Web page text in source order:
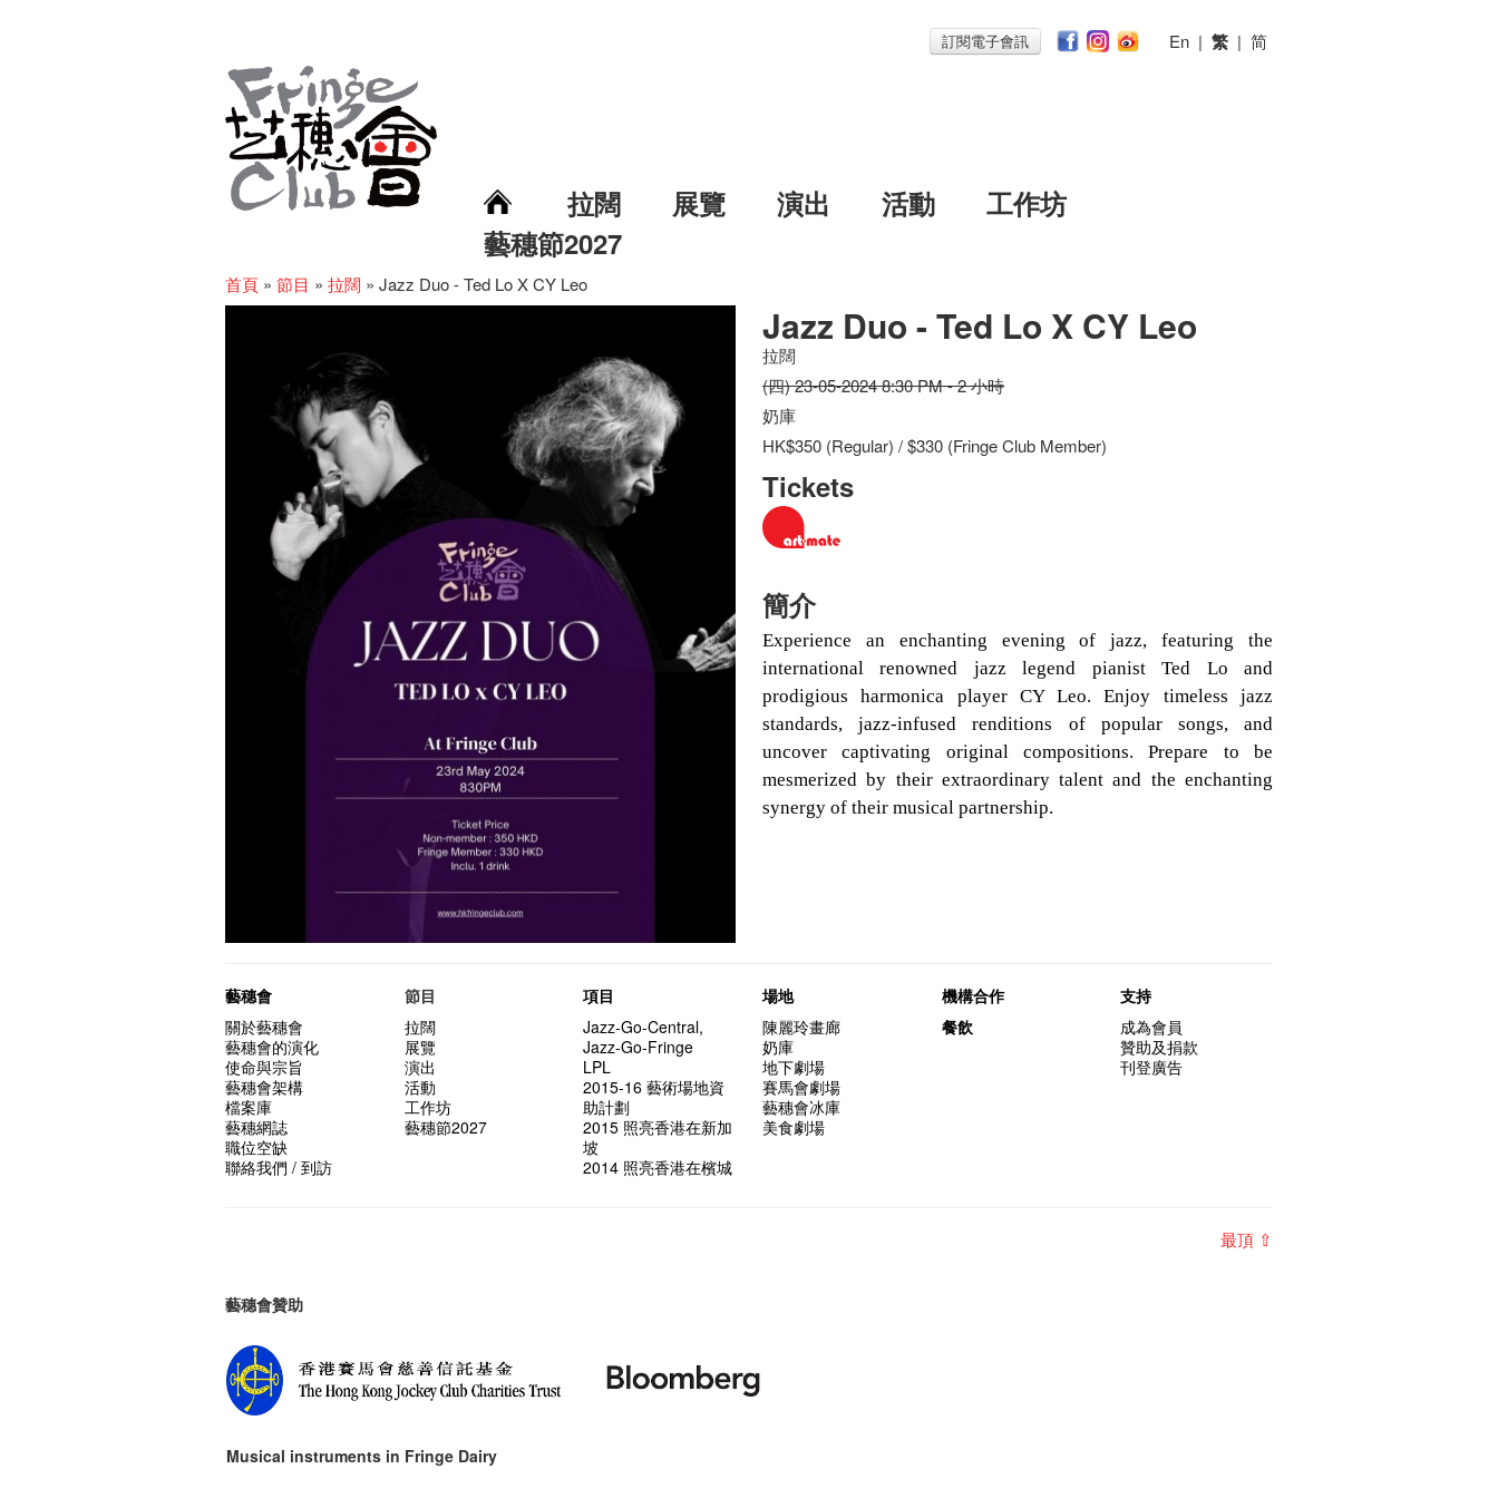
訂閱電子會訊 En | 繁 | 简
拉闊 展覽 演出 活動
工作坊
藝穗節2027
首頁 » 節目 » 拉闊 » Jazz Duo - Ted Lo X CY Leo
Jazz Duo - Ted Lo X CY Leo
拉闊
(四) 23-05-2024 8:30 PM - 2 小時
奶庫
HK$350 (Regular) / $330 (Fringe Club Member)
Tickets
簡介
Experience an enchanting evening of jazz, featuring the
international renowned jazz legend pianist Ted Lo and
prodigious harmonica player CY Leo. Enjoy timeless jazz
standards, jazz-infused renditions of popular songs, and
uncover captivating original compositions. Prepare to be
mesmerized by their extraordinary talent and the enchanting
synergy of their musical partnership.
藝穗會
關於藝穗會
藝穗會的演化
使命與宗旨
藝穗會架構
檔案庫
藝穗網誌
職位空缺
聯絡我們 / 到訪
節目
拉闊
展覽
演出
活動
工作坊
藝穗節2027
項目
Jazz-Go-Central,
Jazz-Go-Fringe
LPL
2015-16 藝術場地資
助計劃
2015 照亮香港在新加
坡
2014 照亮香港在檳城
場地
陳麗玲畫廊
奶庫
地下劇場
賽馬會劇場
藝穗會冰庫
美食劇場
機構合作
餐飲
支持
成為會員
贊助及捐款
刊登廣告
最頂 ⇧
藝穗會贊助
Musical instruments in Fringe Dairy